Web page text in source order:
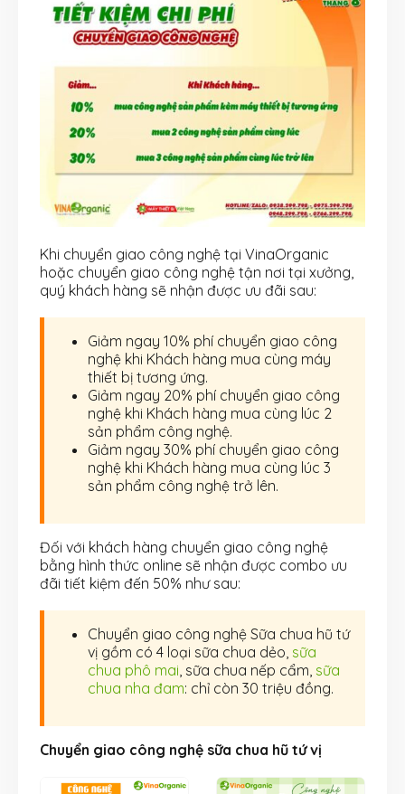
Khi chuyển giao công nghệ tại VinaOrganic
hoặc chuyển giao công nghệ tận nơi tại xưởng,
quý khách hàng sẽ nhận được ưu đãi sau:
Giảm ngay 10% phí chuyển giao công
nghệ khi Khách hàng mua cùng máy
thiết bị tương ứng.
Giảm ngay 20% phí chuyển giao công
nghệ khi Khách hàng mua cùng lúc 2
sản phẩm công nghệ.
Giảm ngay 30% phí chuyển giao công
nghệ khi Khách hàng mua cùng lúc 3
sản phẩm công nghệ trở lên.
Đối với khách hàng chuyển giao công nghệ
bằng hình thức online sẽ nhận được combo ưu
đãi tiết kiệm đến 50% như sau:
Chuyển giao công nghệ Sữa chua hũ tứ
vị gồm có 4 loại sữa chua dẻo, sữa
chua phô mai , sữa chua nếp cẩm, sữa
chua nha đam: chỉ còn 30 triệu đồng.
Chuyển giao công nghệ sữa chua hũ tứ vị